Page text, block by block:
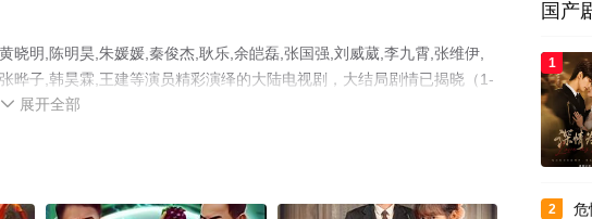
明,陈明昊,朱媛媛,秦俊杰,耿乐,余皑磊,张国强,刘威葳,李九霄,张维伊,
晔子,韩昊霖,王建等演员精彩演绎的大陆电视剧，大结局剧情已揭晓（1-
影网，更多相关信息可移步至豆瓣电视剧、电视猫或剧情网等平台了
 展开全部
国产
1
2 危